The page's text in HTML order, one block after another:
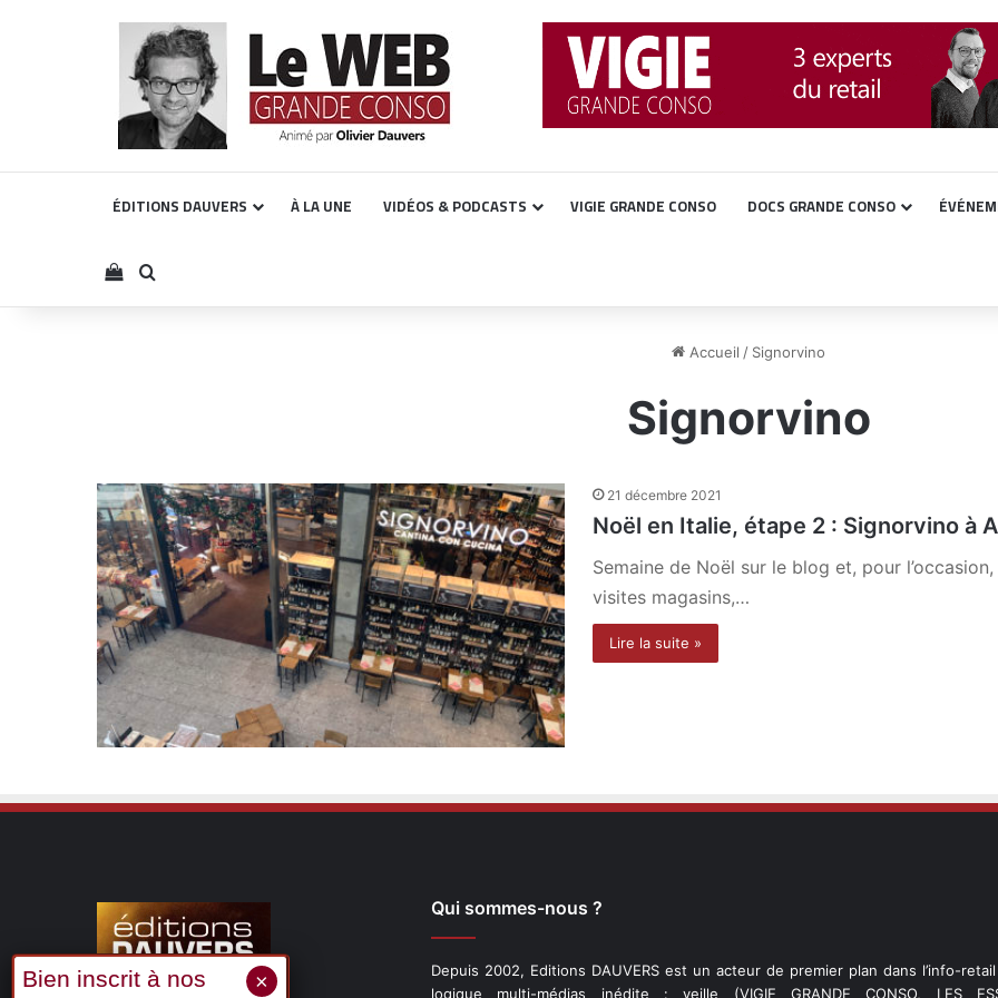
ÉDITIONS DAUVERS À LA UNE VIDÉOS & PODCASTS VIGIE GRANDE CONSO DOCS GRANDE CONSO
Voir votre panier
Rechercher
Accueil / Signorvino
Signorvino
21 décembre 2021
Noël en Italie, étape 2 : Signorvino à
Semaine de Noël sur le blog et, pour
visites magasins,…
Lire la suite »
Qui sommes-nous ?
Depuis 2002, Editions DAUVERS est un acteur de premier plan dans l’info-
logique multi-médias inédite : veille (VIGIE GRANDE CONSO, LES